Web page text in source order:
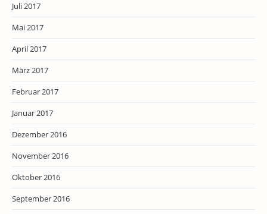
Juli 2017
Mai 2017
April 2017
März 2017
Februar 2017
Januar 2017
Dezember 2016
November 2016
Oktober 2016
September 2016